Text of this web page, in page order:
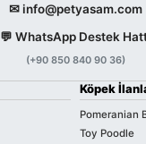
✉ info@petyasam.com
💬 WhatsApp Destek
(+90 850 840 90 36)
Köpek
Pomeranian
Toy Poodle